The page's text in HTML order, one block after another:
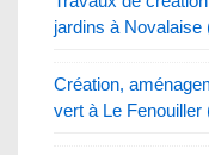
jardins à Novalaise
Création,
vert à Le Fenouiller